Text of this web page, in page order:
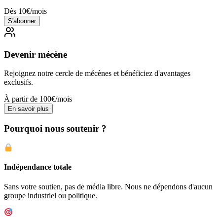
Dès 10€/mois
S'abonner
Devenir mécène
Rejoignez notre cercle de mécènes et bénéficiez d'avantages
exclusifs.
À partir de 100€/mois
En savoir plus
Pourquoi nous soutenir ?
Indépendance totale
Sans votre soutien, pas de média libre. Nous ne dépendons d'aucun
groupe industriel ou politique.